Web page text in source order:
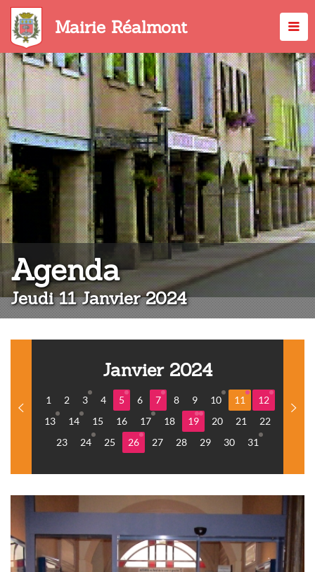
Aller
contenu
principal
Mairie Réalmont
Agenda:
Jeudi 11 Janvier 2024
Janvier 2024
1 2 3 4 5 6 7 8 9 10 11
12
13
14 15 16 17 18 19 20 21
22
23
24 25 26 27 28 29 30 31